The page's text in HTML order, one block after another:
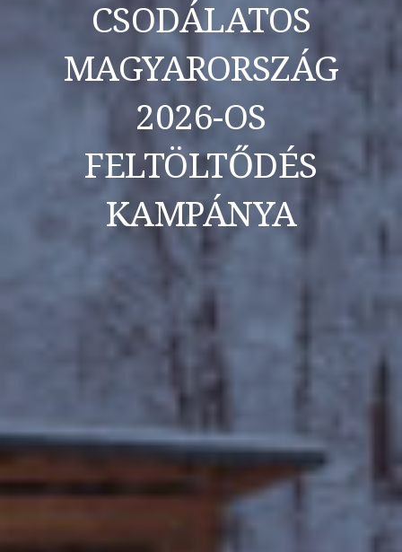
CSODÁLATOS
MAGYARORSZÁG
2026-OS
FELTÖLTŐDÉS
KAMPÁNYA